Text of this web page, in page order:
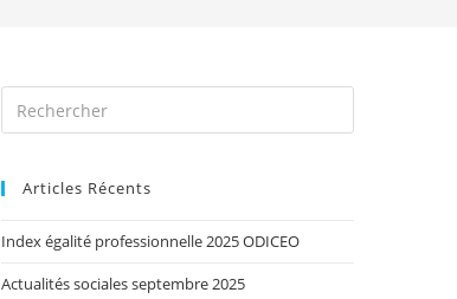
Articles Récents
Index égalité professionnelle 2025 ODICEO
Actualités sociales septembre 2025